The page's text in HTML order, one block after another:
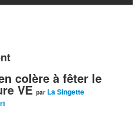
colère à fêter le
VE par La Singette